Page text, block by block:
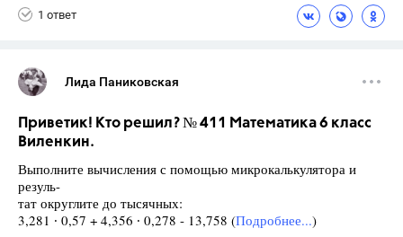
1 ответ
Лида Паниковская
Приветик! Кто решил? № 411 Математика 6 класс
Виленкин.
Выполните вычисления с помощью микрокалькулятора и
резуль-
тат округлите до тысячных:
3,281 ∙ 0,57 + 4,356 ∙ 0,278 - 13,758 (Подробнее...)